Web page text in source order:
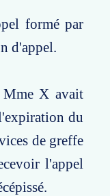
formé par
d'appel.
Mme X avait
du
de greffe
l'appel